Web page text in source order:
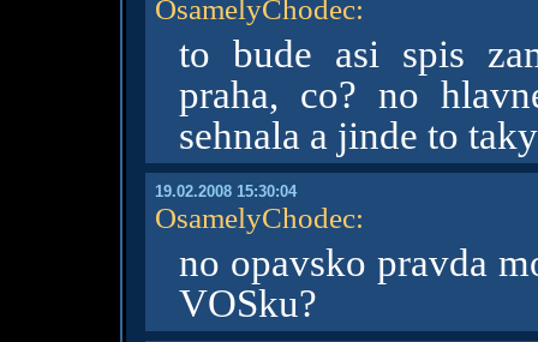
OsamelyChodec:
to bude asi spis
praha, co? no
sehnala a jinde to
19.02.2008 15:30:04
OsamelyChodec:
no opavsko pravda
VOSku?